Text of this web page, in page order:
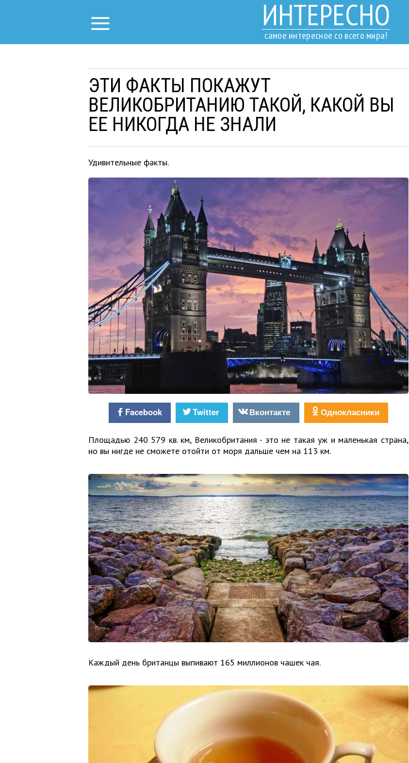
ИНТЕРЕСНО
самое интересное со всего мира!
ЭТИ ФАКТЫ ПОКАЖУТ
ВЕЛИКОБРИТАНИЮ ТАКОЙ, КАКОЙ ВЫ
ЕЕ НИКОГДА НЕ ЗНАЛИ
Удивительные факты.
Facebook Twitter Вконтакте Однокласники
Площадью 240 579 кв. км, Великобритания - это не такая уж и маленькая страна,
но вы нигде не сможете отойти от моря дальше чем на 113 км.
Каждый день британцы выпивают 165 миллионов чашек чая.